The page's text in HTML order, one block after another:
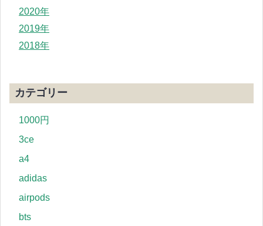
2020年
2019年
2018年
カテゴリー
1000円
3ce
a4
adidas
airpods
bts